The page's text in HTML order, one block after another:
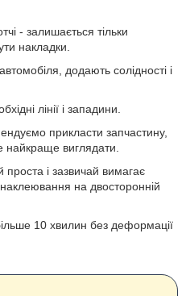
- залишається тільки
накладки.
додають солідності і
лінії і западини.
прикласти запчастину,
найкраще виглядати.
проста і зазвичай вимагає
на двосторонній
10 хвилин без деформації